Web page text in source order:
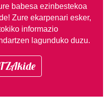
babesa ezinbestekoa
Zure ekarpenari esker,
informazio
lagunduko duzu.